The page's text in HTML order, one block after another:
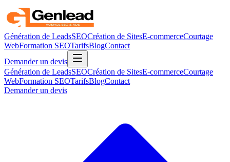
Génération de LeadsSEOCréation de SitesE-commerceCourtage
WebFormation SEOTarifsBlogContact
Demander un devis
Génération de LeadsSEOCréation de SitesE-commerceCourtage
WebFormation SEOTarifsBlogContact
Demander un devis